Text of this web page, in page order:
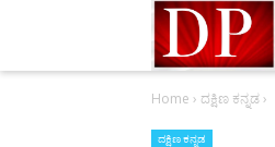
Home › ದಕ್ಷಿಣ ಕನ್ನಡ›
ದಕ್ಷಿಣ ಕನ್ನಡ